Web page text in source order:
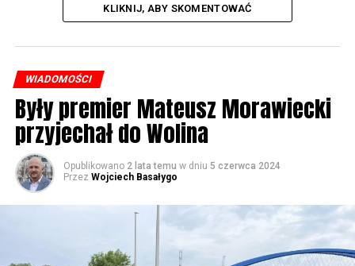
KLIKNIJ, ABY SKOMENTOWAĆ
WIADOMOŚCI
Były premier Mateusz Morawiecki
przyjechał do Wolina
Opublikowano 2 lata temu w dniu 5 czerwca 2024
Przez Wojciech Basałygo